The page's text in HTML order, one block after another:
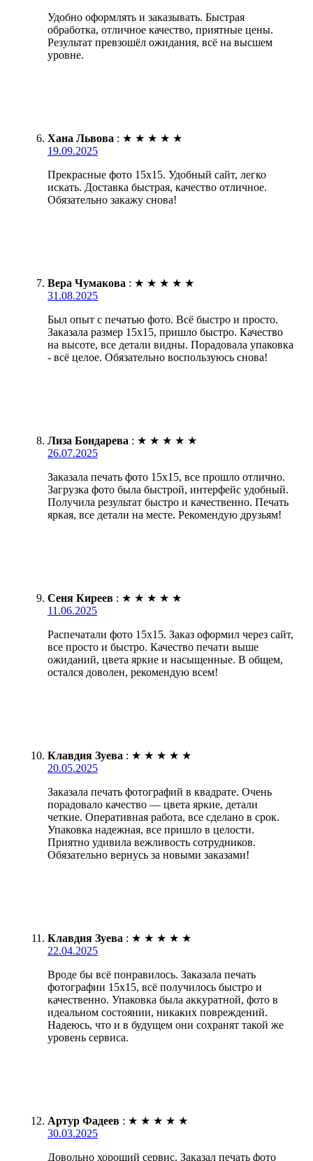
Удобно оформлять и заказывать. Быстрая
обработка, отличное качество, приятные цены.
Результат превзошёл ожидания, всё на высшем
уровне.
Хана Львова : ★ ★ ★ ★ ★
19.09.2025
Прекрасные фото 15х15. Удобный сайт, легко
искать. Доставка быстрая, качество отличное.
Обязательно закажу снова!
Вера Чумакова : ★ ★ ★ ★ ★
31.08.2025
Был опыт с печатью фото. Всё быстро и просто.
Заказала размер 15х15, пришло быстро. Качество
на высоте, все детали видны. Порадовала упаковка
- всё целое. Обязательно воспользуюсь снова!
Лиза Бондарева : ★ ★ ★ ★ ★
26.07.2025
Заказала печать фото 15х15, все прошло отлично.
Загрузка фото была быстрой, интерфейс удобный.
Получила результат быстро и качественно. Печать
яркая, все детали на месте. Рекомендую друзьям!
Сеня Киреев : ★ ★ ★ ★ ★
11.06.2025
Распечатали фото 15х15. Заказ оформил через сайт,
все просто и быстро. Качество печати выше
ожиданий, цвета яркие и насыщенные. В общем,
остался доволен, рекомендую всем!
Клавдия Зуева : ★ ★ ★ ★ ★
20.05.2025
Заказала печать фотографий в квадрате. Очень
порадовало качество — цвета яркие, детали
четкие. Оперативная работа, все сделано в срок.
Упаковка надежная, все пришло в целости.
Приятно удивила вежливость сотрудников.
Обязательно вернусь за новыми заказами!
Клавдия Зуева : ★ ★ ★ ★ ★
22.04.2025
Вроде бы всё понравилось. Заказала печать
фотографии 15х15, всё получилось быстро и
качественно. Упаковка была аккуратной, фото в
идеальном состоянии, никаких повреждений.
Надеюсь, что и в будущем они сохранят такой же
уровень сервиса.
Артур Фадеев : ★ ★ ★ ★ ★
30.03.2025
Довольно хороший сервис. Заказал печать фото